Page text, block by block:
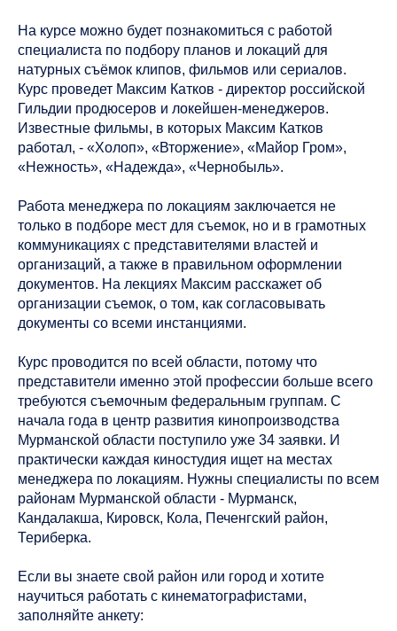
На курсе можно будет познакомиться с работой
специалиста по подбору планов и локаций для
натурных съёмок клипов, фильмов или сериалов.
Курс проведет Максим Катков - директор российской
Гильдии продюсеров и локейшен-менеджеров.
Известные фильмы, в которых Максим Катков
работал, - «Холоп», «Вторжение», «Майор Гром»,
«Нежность», «Надежда», «Чернобыль».
Работа менеджера по локациям заключается не
только в подборе мест для съемок, но и в грамотных
коммуникациях с представителями властей и
организаций, а также в правильном оформлении
документов. На лекциях Максим расскажет об
организации съемок, о том, как согласовывать
документы со всеми инстанциями.
Курс проводится по всей области, потому что
представители именно этой профессии больше всего
требуются съемочным федеральным группам. С
начала года в центр развития кинопроизводства
Мурманской области поступило уже 34 заявки. И
практически каждая киностудия ищет на местах
менеджера по локациям. Нужны специалисты по всем
районам Мурманской области - Мурманск,
Кандалакша, Кировск, Кола, Печенгский район,
Териберка.
Если вы знаете свой район или город и хотите
научиться работать с кинематографистами,
заполняйте анкету: